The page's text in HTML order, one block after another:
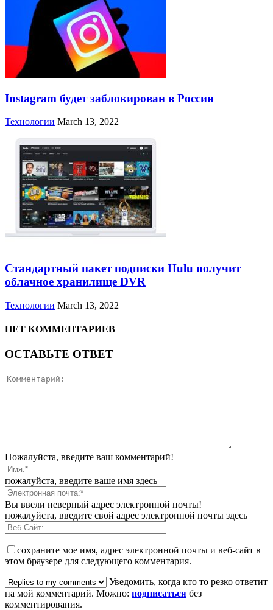
Instagram будет заблокирован в России
Технологии March 13, 2022
Стандартный пакет подписки Hulu получит
облачное хранилище DVR
Технологии March 13, 2022
НЕТ КОММЕНТАРИЕВ
ОСТАВЬТЕ ОТВЕТ
Пожалуйста, введите ваш комментарий!
пожалуйста, введите ваше имя здесь
Вы ввели неверный адрес электронной почты!
пожалуйста, введите свой адрес электронной почты здесь
сохраните мое имя, адрес электронной почты и веб-сайт в
этом браузере для следующего комментария.
Уведомить, когда кто то резко ответит
на мой комментарий. Можно: подписаться без
комментирования.